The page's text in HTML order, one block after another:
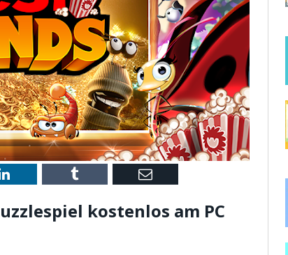
LinkedIn Tumblr Email
kostenlos am PC